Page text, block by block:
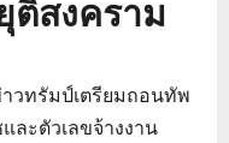
วทรัมป์เตรียมถอนทัพ
ละตัวเลขจ้างงาน